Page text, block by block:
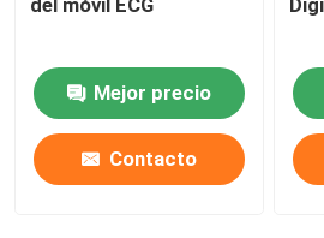
del móvil ECG
Mejor precio
Contacto